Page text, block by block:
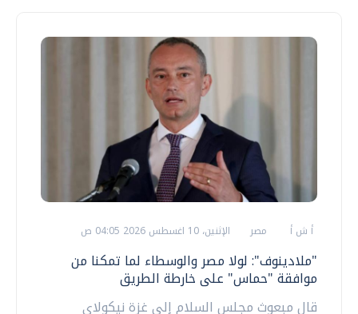
أ ش أ مصر الإثنين، 10 اغسطس 2026 04:05 ص
"ملادينوف": لولا مصر والوسطاء لما تمكنا من
موافقة "حماس" على خارطة الطريق
قال مبعوث مجلس السلام إلى غزة نيكولاي